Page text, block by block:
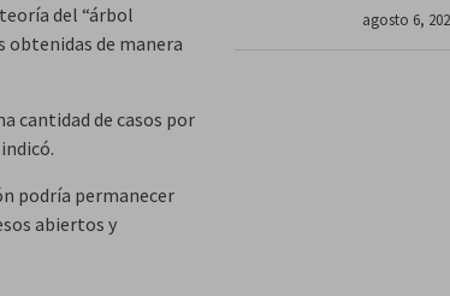
del “árbol
obtenidas de manera
cantidad de casos por
podría permanecer
abiertos y
agosto 6,